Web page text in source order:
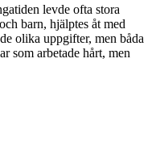
levde ofta stora
barn, hjälptes åt med
olika uppgifter, men båda
som arbetade hårt, men